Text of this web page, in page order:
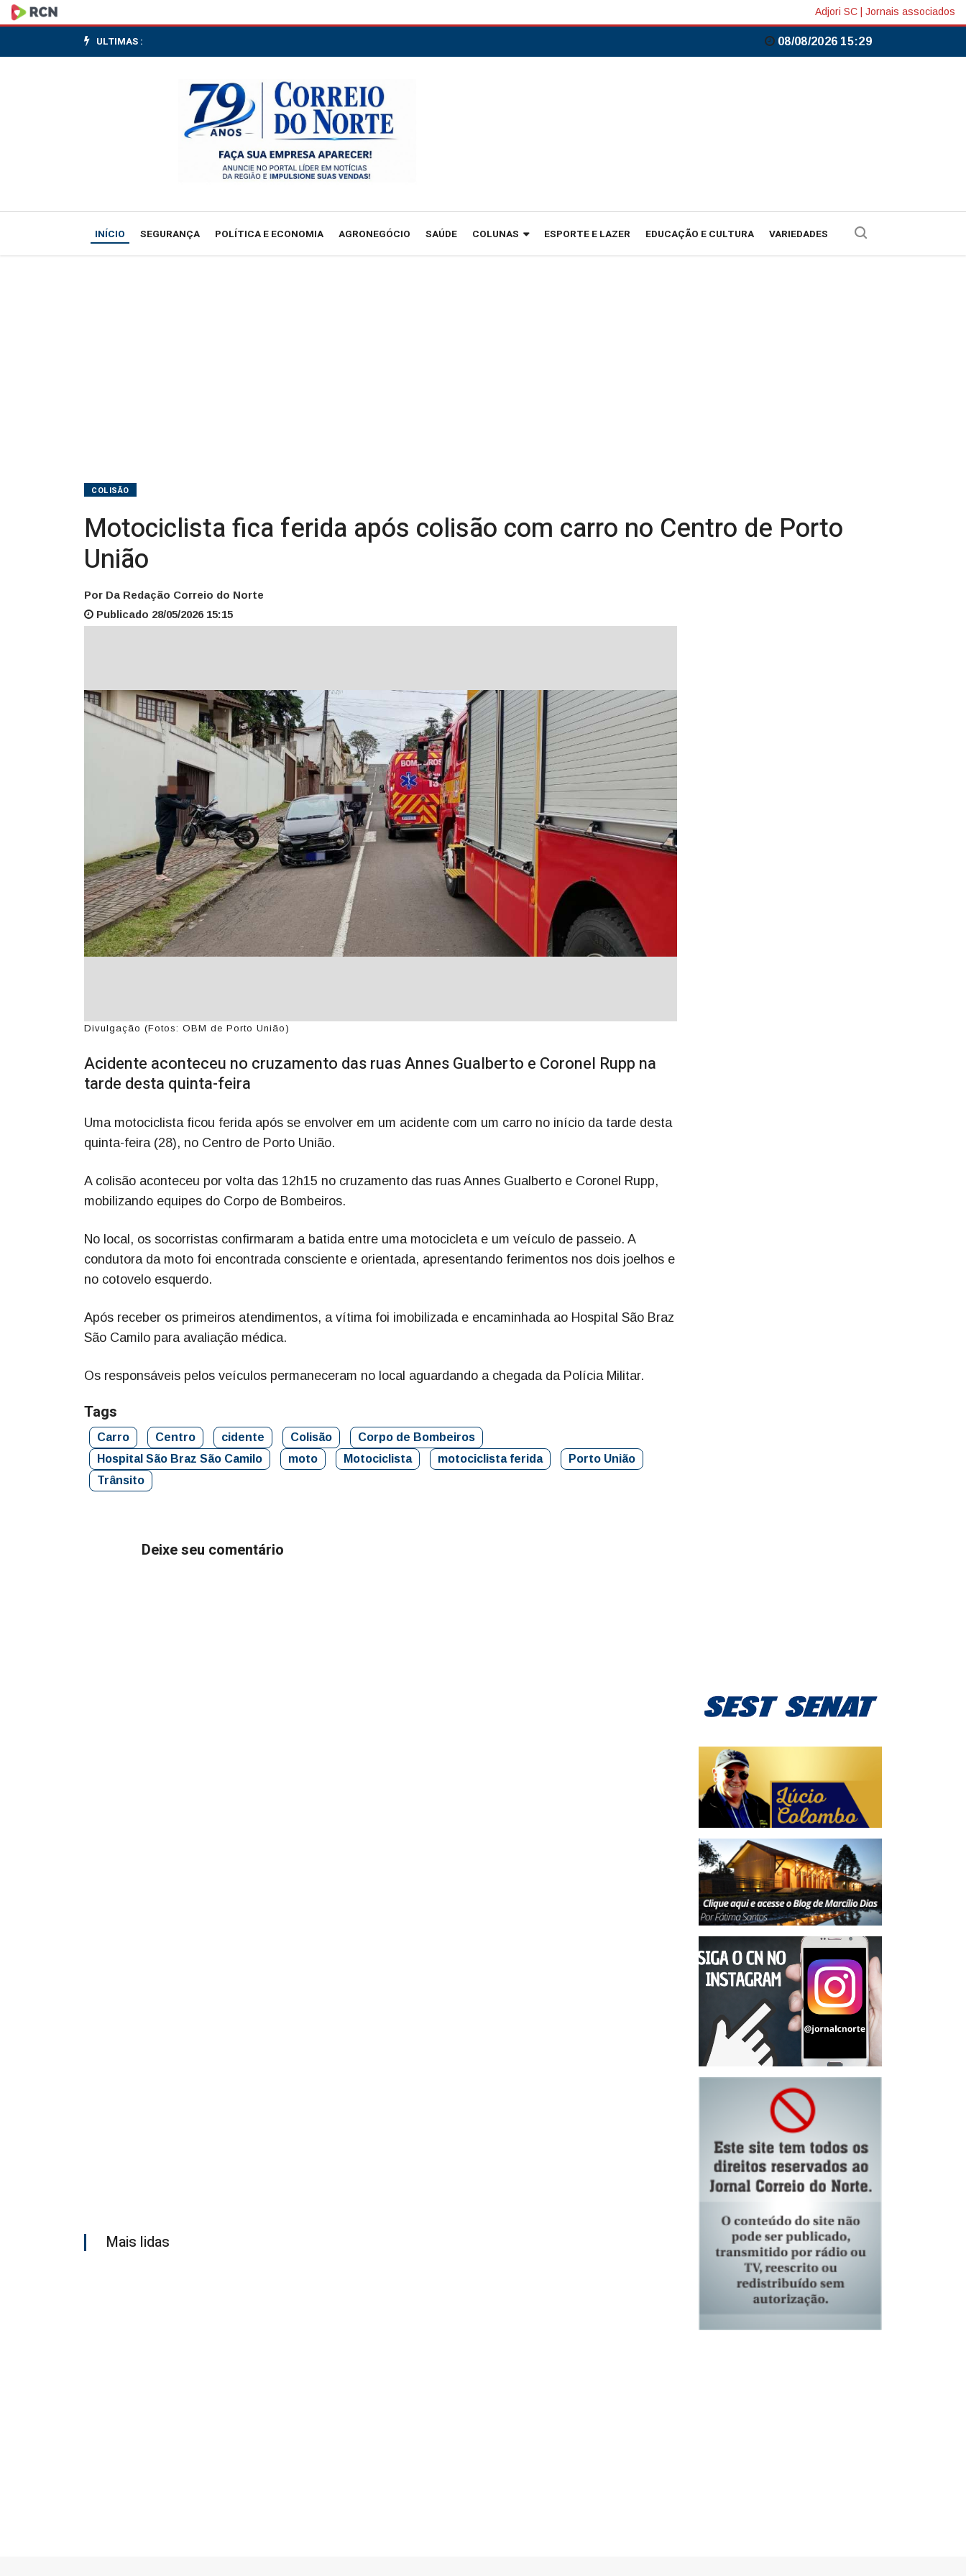
Motociclista
fica
carro
Adjori SC Jornais associados
ULTIMAS : 08/08/2026 15:29
INÍCIO SEGURANÇA POLÍTICA E ECONOMIA AGRONEGÓCIO SAÚDE COLUNAS ESPORTE E LAZER EDUCAÇÃO E CULTURA VARIEDADES
COLISÃO
Motociclista fica ferida após colisão com carro no Centro de Porto
União
Por Da Redação Correio do Norte
Publicado 28/05/2026 15:15
Divulgação (Fotos: OBM de Porto União)
Acidente aconteceu no cruzamento das ruas Annes Gualberto e Coronel Rupp na
tarde desta quinta-feira
Uma motociclista ficou ferida após se envolver em um acidente com um carro no início da tarde desta
quinta-feira (28), no Centro de Porto União.
A colisão aconteceu por volta das 12h15 no cruzamento das ruas Annes Gualberto e Coronel Rupp,
mobilizando equipes do Corpo de Bombeiros.
No local, os socorristas confirmaram a batida entre uma motocicleta e um veículo de passeio. A
condutora da moto foi encontrada consciente e orientada, apresentando ferimentos nos dois joelhos e
no cotovelo esquerdo.
Após receber os primeiros atendimentos, a vítima foi imobilizada e encaminhada ao Hospital São Braz
São Camilo para avaliação médica.
Os responsáveis pelos veículos permaneceram no local aguardando a chegada da Polícia Militar.
Tags
Carro Centro cidente Colisão
Corpo de Bombeiros
Hospital São Braz São Camilo
moto Motociclista motociclista ferida
Porto União
Trânsito
Deixe seu comentário
Mais lidas